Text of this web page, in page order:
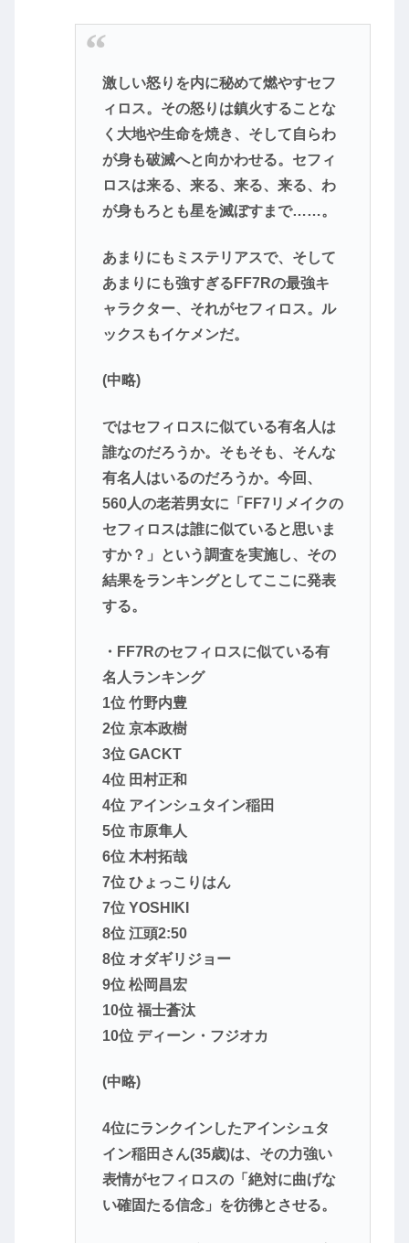
激しい怒りを内に秘めて燃やすセフ
ィロス。その怒りは鎮火することな
く大地や生命を焼き、そして自らわ
が身も破滅へと向かわせる。セフィ
ロスは来る、来る、来る、来る、わ
が身もろとも星を滅ぼすまで……。
あまりにもミステリアスで、そして
あまりにも強すぎるFF7Rの最強キ
ャラクター、それがセフィロス。ル
ックスもイケメンだ。
(中略)
ではセフィロスに似ている有名人は
誰なのだろうか。そもそも、そんな
有名人はいるのだろうか。今回、
560人の老若男女に「FF7リメイクの
セフィロスは誰に似ていると思いま
すか？」という調査を実施し、その
結果をランキングとしてここに発表
する。
・FF7Rのセフィロスに似ている有
名人ランキング
1位 竹野内豊
2位 京本政樹
3位 GACKT
4位 田村正和
4位 アインシュタイン稲田
5位 市原隼人
6位 木村拓哉
7位 ひょっこりはん
7位 YOSHIKI
8位 江頭2:50
8位 オダギリジョー
9位 松岡昌宏
10位 福士蒼汰
10位 ディーン・フジオカ
(中略)
4位にランクインしたアインシュタ
イン稲田さん(35歳)は、その力強い
表情がセフィロスの「絶対に曲げな
い確固たる信念」を彷彿とさせる。